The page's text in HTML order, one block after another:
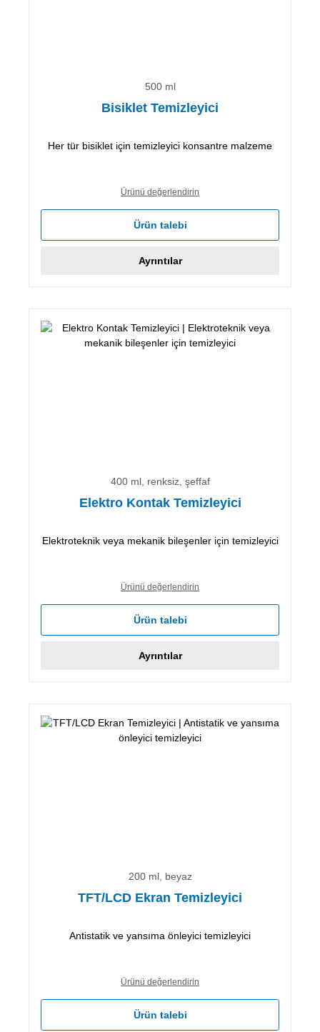
500 ml
Bisiklet Temizleyici
Her tür bisiklet için temizleyici konsantre malzeme
Ürünü değerlendirin
Ürün talebi
Ayrıntılar
400 ml, renksiz, şeffaf
Elektro Kontak Temizleyici
Elektroteknik veya mekanik bileşenler için temizleyici
Ürünü değerlendirin
Ürün talebi
Ayrıntılar
200 ml, beyaz
TFT/LCD Ekran Temizleyici
Antistatik ve yansıma önleyici temizleyici
Ürünü değerlendirin
Ürün talebi